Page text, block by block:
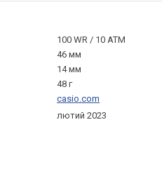
100 WR / 10 ATM
46 мм
14 мм
48 г
casio.com
лютий 2023